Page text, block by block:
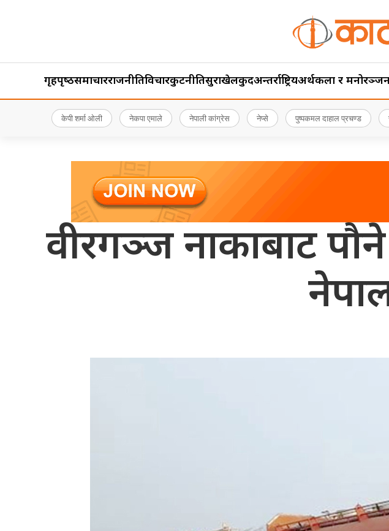
गृहपृष्‍ठसमाचारराजनीतिविचारकुटनीतिसुरक्षाखेलकुदअन्तर्राष्ट्रियअर्थकला र
केपी शर्मा ओली नेकपा एमाले नेपाली कांग्रेस नेप्से पुष्पकमल दाहाल प्रचण्ड
वीरगञ्ज नाकाबाट